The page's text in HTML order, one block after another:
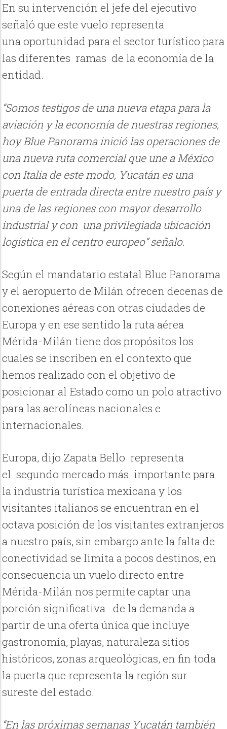
En su intervención el jefe del ejecutivo
señaló que este vuelo representa
una oportunidad para el sector turístico para
las diferentes ramas de la economía de la
entidad.
“Somos testigos de una nueva etapa para la
aviación y la economía de nuestras regiones,
hoy Blue Panorama inició las operaciones de
una nueva ruta comercial que une a México
con Italia de este modo, Yucatán es una
puerta de entrada directa entre nuestro país y
una de las regiones con mayor desarrollo
industrial y con una privilegiada ubicación
logística en el centro europeo” señalo.
Según el mandatario estatal Blue Panorama
y el aeropuerto de Milán ofrecen decenas de
conexiones aéreas con otras ciudades de
Europa y en ese sentido la ruta aérea
Mérida-Milán tiene dos propósitos los
cuales se inscriben en el contexto que
hemos realizado con el objetivo de
posicionar al Estado como un polo atractivo
para las aerolíneas nacionales e
internacionales.
Europa, dijo Zapata Bello representa
el segundo mercado más importante para
la industria turística mexicana y los
visitantes italianos se encuentran en el
octava posición de los visitantes extranjeros
a nuestro país, sin embargo ante la falta de
conectividad se limita a pocos destinos, en
consecuencia un vuelo directo entre
Mérida-Milán nos permite captar una
porción significativa de la demanda a
partir de una oferta única que incluye
gastronomía, playas, naturaleza sitios
históricos, zonas arqueológicas, en fin toda
la puerta que representa la región sur
sureste del estado.
“En las próximas semanas Yucatán también